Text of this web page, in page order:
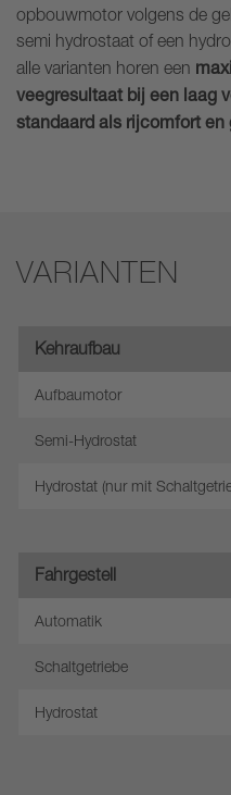
opbouwmotor volgens de
semi hydrostaat of een
alle varianten horen een
veegresultaat bij een laag
standaard als rijcomfort
VARIANTEN
Kehraufbau
Aufbaumotor
Semi-Hydrostat
Hydrostat (nur mit
Fahrgestell
Automatik
Schaltgetriebe
Hydrostat